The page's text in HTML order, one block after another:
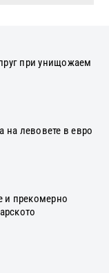
при унищожаем
на левовете в евро
и прекомерно